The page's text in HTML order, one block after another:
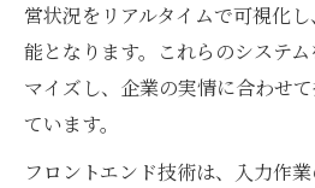
営状況をリアルタイムで可視化
能となります。これらのシステ
マイズし、企業の実情に合わせ
ています。
フロントエンド技術は、入力作